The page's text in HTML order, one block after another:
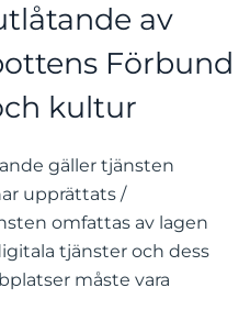
av
Förbund
kultur
gäller tjänsten
upprättats /
omfattas av lagen
tjänster och dess
måste vara